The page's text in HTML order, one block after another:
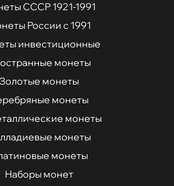
СССР 1921-1991
России с 1991
инвестиционные
монеты
Золотые монеты
монеты
монеты
монеты
монеты
Наборы монет